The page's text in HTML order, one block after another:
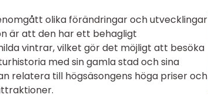
olika förändringar och utvecklingar
är att den har ett behagligt
vintrar, vilket gör det möjligt att besöka
med sin gamla stad och sina
relatera till högsäsongens höga priser och